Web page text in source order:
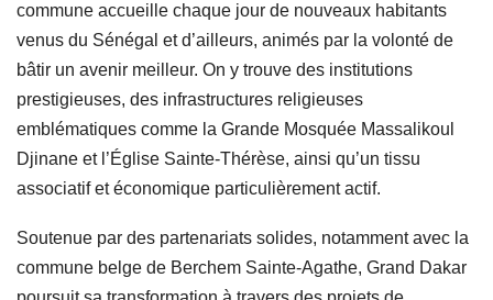
commune accueille chaque jour de nouveaux habitants
venus du Sénégal et d’ailleurs, animés par la volonté de
bâtir un avenir meilleur. On y trouve des institutions
prestigieuses, des infrastructures religieuses
emblématiques comme la Grande Mosquée Massalikoul
Djinane et l’Église Sainte-Thérèse, ainsi qu’un tissu
associatif et économique particulièrement actif.
Soutenue par des partenariats solides, notamment avec la
commune belge de Berchem Sainte-Agathe, Grand Dakar